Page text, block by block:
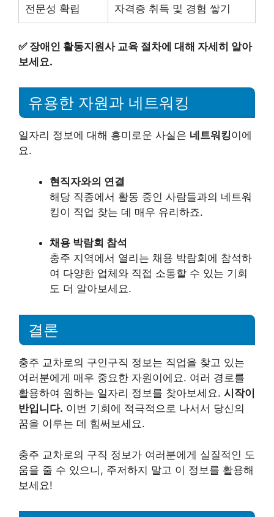
전문성 확립 자격증 취득 및 경험 쌓기
✅ 장애인 활동지원사 교육 절차에 대해 자세히 알아
보세요.
유용한 자원과 네트워킹
일자리 정보에 대해 흥미로운 사실은 네트워킹이에
요.
현직자와의 연결
해당 직종에서 활동 중인 사람들과의 네트워
킹이 직업 찾는 데 매우 유리하죠.
채용 박람회 참석
충주 지역에서 열리는 채용 박람회에 참석하
여 다양한 업체와 직접 소통할 수 있는 기회
도 더 알아보세요.
결론
충주 교차로의 구인구직 정보는 직업을 찾고 있는
여러분에게 매우 중요한 자원이에요. 여러 경로를
활용하여 원하는 일자리 정보를 찾아보세요. 시작이
반입니다. 이번 기회에 적극적으로 나서서 당신의
꿈을 이루는 데 힘써보세요.
충주 교차로의 구직 정보가 여러분에게 실질적인 도
움을 줄 수 있으니, 주저하지 말고 이 정보를 활용해
보세요!